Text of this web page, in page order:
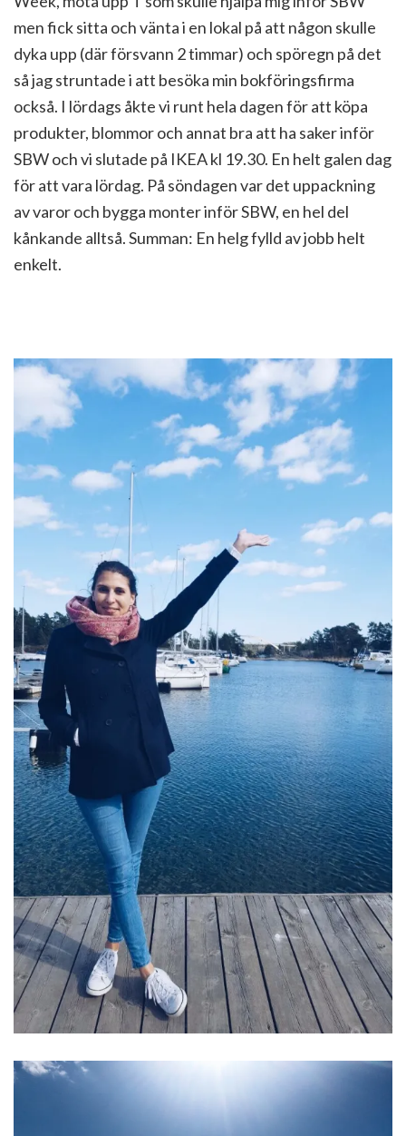
men fick sitta och vänta i en lokal på att någon skulle
dyka upp (där försvann 2 timmar) och spöregn på det
så jag struntade i att besöka min bokföringsfirma
också. I lördags åkte vi runt hela dagen för att köpa
produkter, blommor och annat bra att ha saker inför
SBW och vi slutade på IKEA kl 19.30. En helt galen dag
för att vara lördag. På söndagen var det uppackning
av varor och bygga monter inför SBW, en hel del
kånkande alltså. Summan: En helg fylld av jobb helt
enkelt.